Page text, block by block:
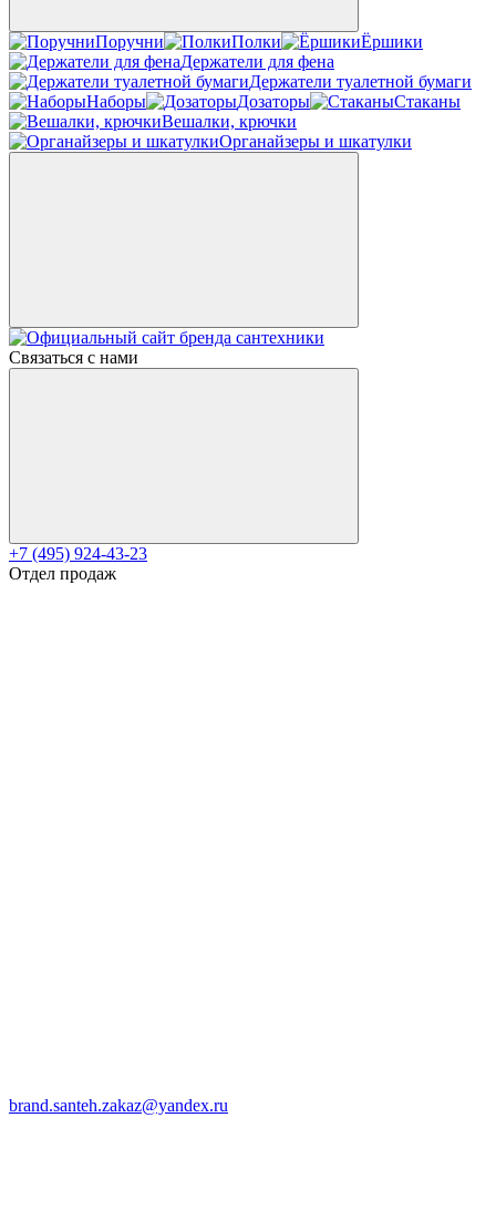
Поручни Полки
Ёршики
Держатели для фена
Держатели туалетной бумаги
Наборы
Дозаторы
Стаканы
Вешалки, крючки
Органайзеры и шкатулки
Связаться с нами
+7 (495) 924-43-23
Отдел продаж
brand.santeh.zakaz@yandex.ru